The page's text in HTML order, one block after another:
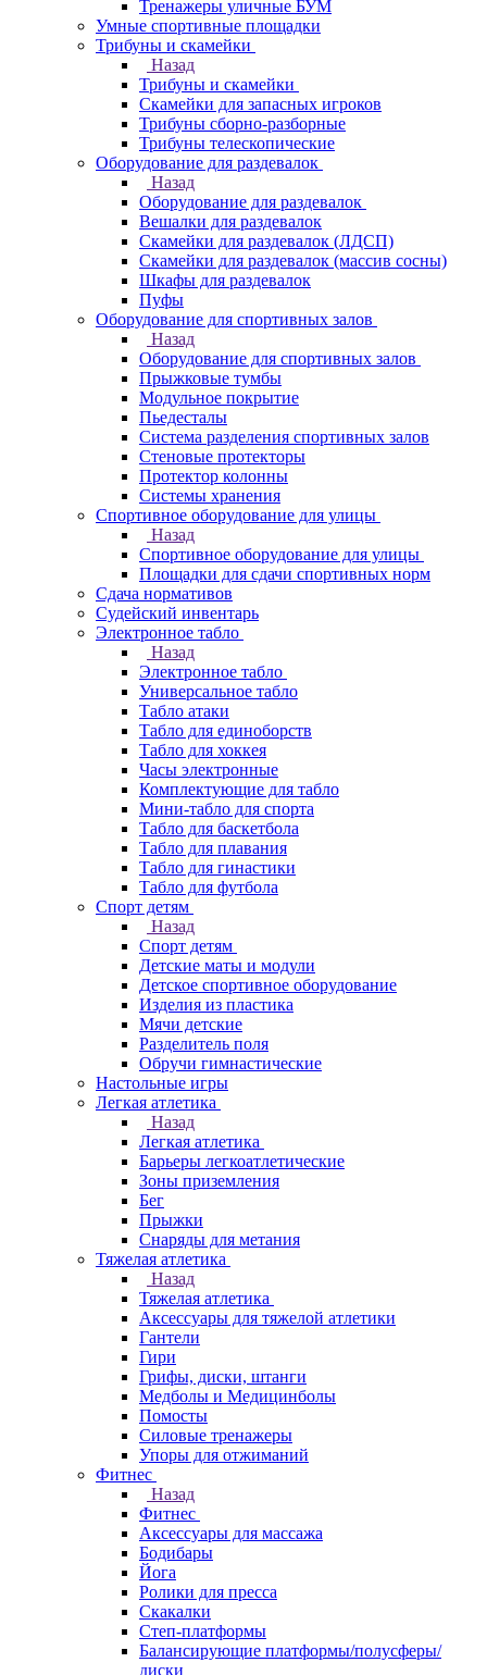
Тренажеры уличные БУМ
Умные спортивные площадки
Трибуны и скамейки
Назад
Трибуны и скамейки
Скамейки для запасных игроков
Трибуны сборно-разборные
Трибуны телескопические
Оборудование для раздевалок
Назад
Оборудование для раздевалок
Вешалки для раздевалок
Скамейки для раздевалок (ЛДСП)
Скамейки для раздевалок (массив сосны)
Шкафы для раздевалок
Пуфы
Оборудование для спортивных залов
Назад
Оборудование для спортивных залов
Прыжковые тумбы
Модульное покрытие
Пьедесталы
Система разделения спортивных залов
Стеновые протекторы
Протектор колонны
Системы хранения
Спортивное оборудование для улицы
Назад
Спортивное оборудование для улицы
Площадки для сдачи спортивных норм
Сдача нормативов
Судейский инвентарь
Электронное табло
Назад
Электронное табло
Универсальное табло
Табло атаки
Табло для единоборств
Табло для хоккея
Часы электронные
Комплектующие для табло
Мини-табло для спорта
Табло для баскетбола
Табло для плавания
Табло для гинастики
Табло для футбола
Спорт детям
Назад
Спорт детям
Детские маты и модули
Детское спортивное оборудование
Изделия из пластика
Мячи детские
Разделитель поля
Обручи гимнастические
Настольные игры
Легкая атлетика
Назад
Легкая атлетика
Барьеры легкоатлетические
Зоны приземления
Бег
Прыжки
Снаряды для метания
Тяжелая атлетика
Назад
Тяжелая атлетика
Аксессуары для тяжелой атлетики
Гантели
Гири
Грифы, диски, штанги
Медболы и Медицинболы
Помосты
Силовые тренажеры
Упоры для отжиманий
Фитнес
Назад
Фитнес
Аксессуары для массажа
Бодибары
Йога
Ролики для пресса
Скакалки
Степ-платформы
Балансирующие платформы/полусферы/
диски